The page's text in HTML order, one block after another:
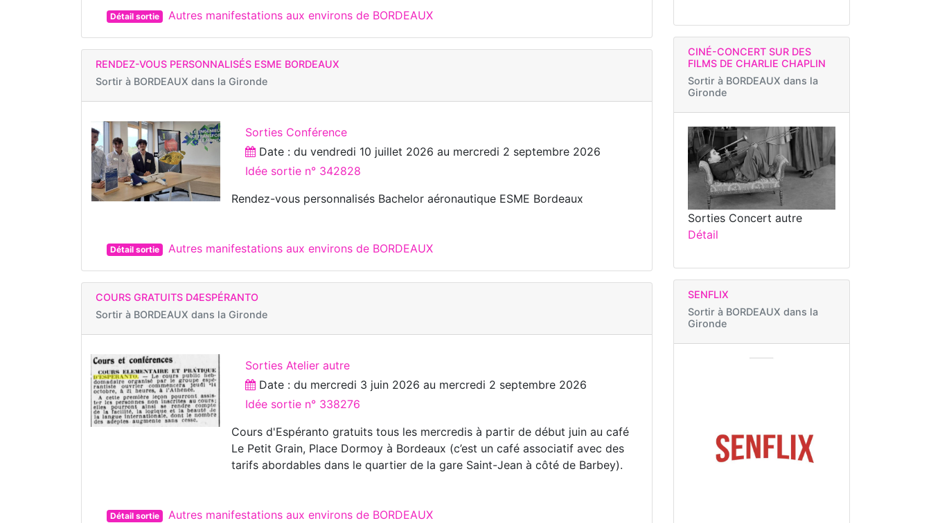
Détail sortie Autres manifestations aux environs de BORDEAUX
RENDEZ-VOUS PERSONNALISÉS ESME BORDEAUX
Sortir à BORDEAUX dans la Gironde
Sorties Conférence
Date : duvendredi 10 juillet 2026 au mercredi 2 septembre 2026
Idée sortie n° 342828
Rendez-vous personnalisés Bachelor aéronautique ESME Bordeaux
Détail sortie Autres manifestations aux environs de BORDEAUX
COURS GRATUITS D4ESPÉRANTO
Sortir à BORDEAUX dans la Gironde
Sorties Atelier autre
Date : du mercredi 3 juin 2026 au mercredi 2 septembre 2026
Idée sortie n° 338276
Cours d'Espéranto gratuits tous les mercredis à partir de début juin au café
Le Petit Grain, Place Dormoy à Bordeaux (c’est un café associatif avec des
tarifs abordables dans le quartier de la gare Saint-Jean à côté de Barbey).
Détail sortie Autres manifestations aux environs de BORDEAUX
CINÉ-CONCERT SUR DES
FILMS DE CHARLIE CHAPLIN
Sortir à BORDEAUX dans la
Gironde
Sorties Concert autre
Détail
SENFLIX
Sortir à BORDEAUX dans la
Gironde